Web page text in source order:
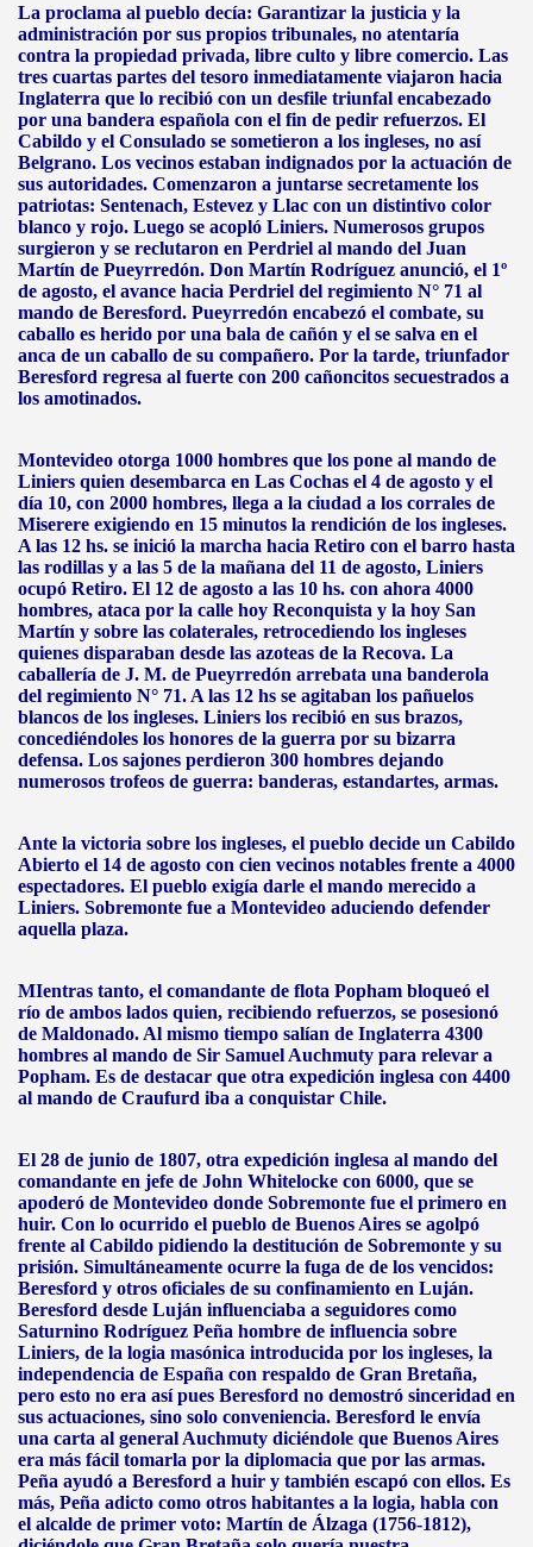
La proclama al pueblo decía: Garantizar la justicia y la
administración por sus propios tribunales, no atentaría
contra la propiedad privada, libre culto y libre comercio. Las
tres cuartas partes del tesoro inmediatamente viajaron hacia
Inglaterra que lo recibió con un desfile triunfal encabezado
por una bandera española con el fin de pedir refuerzos. El
Cabildo y el Consulado se sometieron a los ingleses, no así
Belgrano. Los vecinos estaban indignados por la actuación de
sus autoridades. Comenzaron a juntarse secretamente los
patriotas: Sentenach, Estevez y Llac con un distintivo color
blanco y rojo. Luego se acopló Liniers. Numerosos grupos
surgieron y se reclutaron en Perdriel al mando del Juan
Martín de Pueyrredón. Don Martín Rodríguez anunció, el 1º
de agosto, el avance hacia Perdriel del regimiento N° 71 al
mando de Beresford. Pueyrredón encabezó el combate, su
caballo es herido por una bala de cañón y el se salva en el
anca de un caballo de su compañero. Por la tarde, triunfador
Beresford regresa al fuerte con 200 cañoncitos secuestrados a
los amotinados.
Montevideo otorga 1000 hombres que los pone al mando de
Liniers quien desembarca en Las Cochas el 4 de agosto y el
día 10, con 2000 hombres, llega a la ciudad a los corrales de
Miserere exigiendo en 15 minutos la rendición de los ingleses.
A las 12 hs. se inició la marcha hacia Retiro con el barro hasta
las rodillas y a las 5 de la mañana del 11 de agosto, Liniers
ocupó Retiro. El 12 de agosto a las 10 hs. con ahora 4000
hombres, ataca por la calle hoy Reconquista y la hoy San
Martín y sobre las colaterales, retrocediendo los ingleses
quienes disparaban desde las azoteas de la Recova. La
caballería de J. M. de Pueyrredón arrebata una banderola
del regimiento N° 71. A las 12 hs se agitaban los pañuelos
blancos de los ingleses. Liniers los recibió en sus brazos,
concediéndoles los honores de la guerra por su bizarra
defensa. Los sajones perdieron 300 hombres dejando
numerosos trofeos de guerra: banderas, estandartes, armas.
Ante la victoria sobre los ingleses, el pueblo decide un Cabildo
Abierto el 14 de agosto con cien vecinos notables frente a 4000
espectadores. El pueblo exigía darle el mando merecido a
Liniers. Sobremonte fue a Montevideo aduciendo defender
aquella plaza.
MIentras tanto, el comandante de flota Popham bloqueó el
río de ambos lados quien, recibiendo refuerzos, se posesionó
de Maldonado. Al mismo tiempo salían de Inglaterra 4300
hombres al mando de Sir Samuel Auchmuty para relevar a
Popham. Es de destacar que otra expedición inglesa con 4400
al mando de Craufurd iba a conquistar Chile.
El 28 de junio de 1807, otra expedición inglesa al mando del
comandante en jefe de John Whitelocke con 6000, que se
apoderó de Montevideo donde Sobremonte fue el primero en
huir. Con lo ocurrido el pueblo de Buenos Aires se agolpó
frente al Cabildo pidiendo la destitución de Sobremonte y su
prisión. Simultáneamente ocurre la fuga de de los vencidos:
Beresford y otros oficiales de su confinamiento en Luján.
Beresford desde Luján influenciaba a seguidores como
Saturnino Rodríguez Peña hombre de influencia sobre
Liniers, de la logia masónica introducida por los ingleses, la
independencia de España con respaldo de Gran Bretaña,
pero esto no era así pues Beresford no demostró sinceridad en
sus actuaciones, sino solo conveniencia. Beresford le envía
una carta al general Auchmuty diciéndole que Buenos Aires
era más fácil tomarla por la diplomacia que por las armas.
Peña ayudó a Beresford a huir y también escapó con ellos. Es
más, Peña adicto como otros habitantes a la logia, habla con
el alcalde de primer voto: Martín de Álzaga (1756-1812),